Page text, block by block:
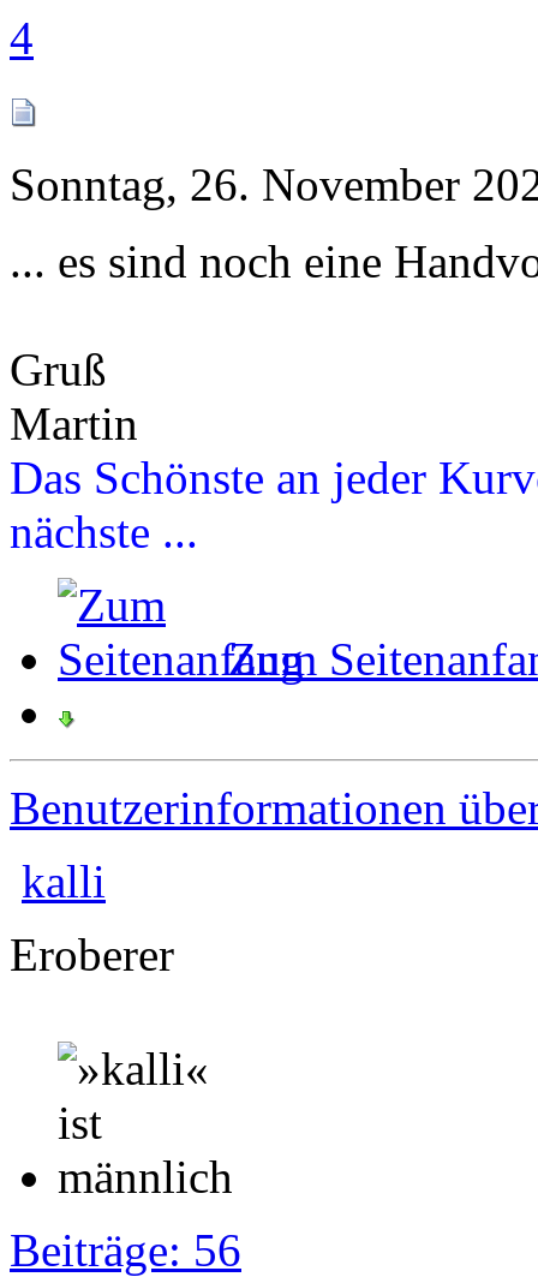
4
Sonntag, 26. November
... es sind noch eine
Gruß
Martin
Das Schönste an jeder
nächste ...
Zum
Benutzerinformationen
kalli
Eroberer
Beiträge: 56